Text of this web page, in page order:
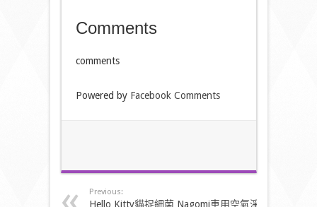
Comments
comments
Powered by Facebook Comments
Previous:
Hello Kitty貓捉細菌 Nagomi車用空氣淨